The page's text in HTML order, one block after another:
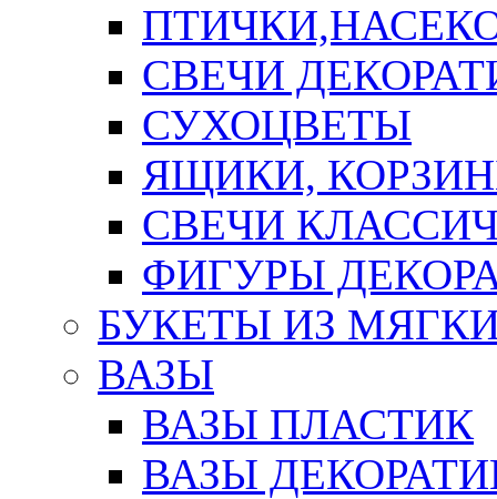
СВЕЧИ
СУХОЦВЕТЫ
ЯЩИКИ,
СВЕЧИ
ФИГУРЫ
БУКЕТЫ ИЗ
ВАЗЫ
ВАЗЫ ПЛАСТИК
ВАЗЫ